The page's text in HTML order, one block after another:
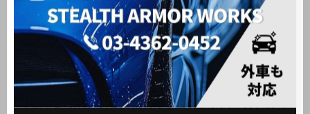
して使える商品が増えています。
一方で、DIY施工には「手間がかかる」「下地処理を
怠ると効果が半減する」といった注意点もあります。
特に新車や大切な車の場合は、慎重に商品選びや作業
手順を確認し、必要に応じてプロのアドバイスを参考